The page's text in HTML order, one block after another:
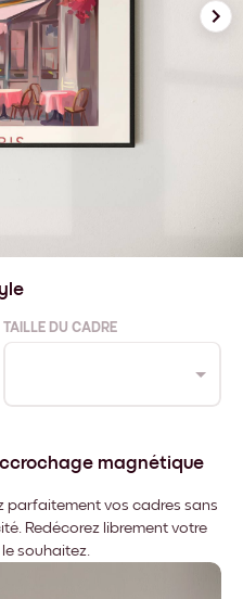
TAILLE DU CADRE
magnétique
parfaitement vos cadres sans
Redécorez librement votre
souhaitez.